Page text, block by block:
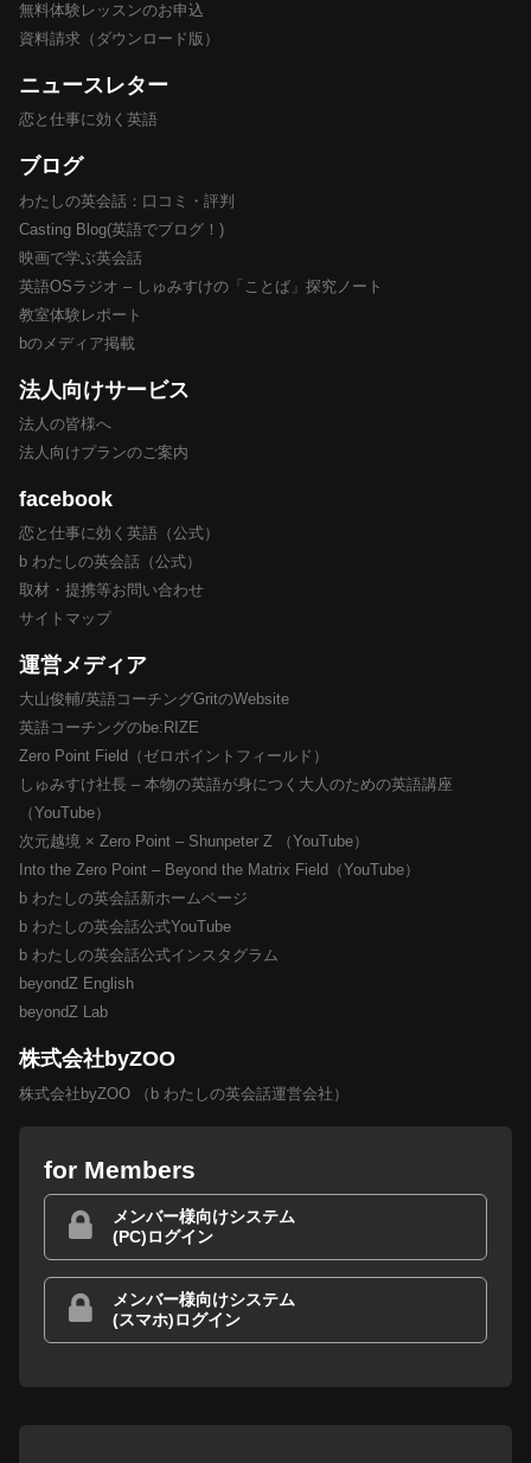
無料体験レッスンのお申込
資料請求（ダウンロード版）
ニュースレター
恋と仕事に効く英語
ブログ
わたしの英会話：口コミ・評判
Casting Blog(英語でブログ！)
映画で学ぶ英会話
英語OSラジオ – しゅみすけの「ことば」探究ノート
教室体験レポート
bのメディア掲載
法人向けサービス
法人の皆様へ
法人向けプランのご案内
facebook
恋と仕事に効く英語（公式）
b わたしの英会話（公式）
取材・提携等お問い合わせ
サイトマップ
運営メディア
大山俊輔/英語コーチングGritのWebsite
英語コーチングのbe:RIZE
Zero Point Field（ゼロポイントフィールド）
しゅみすけ社長 – 本物の英語が身につく大人のための英語講座
（YouTube）
次元越境 × Zero Point – Shunpeter Z （YouTube）
Into the Zero Point – Beyond the Matrix Field（YouTube）
b わたしの英会話新ホームページ
b わたしの英会話公式YouTube
b わたしの英会話公式インスタグラム
beyondZ English
beyondZ Lab
株式会社byZOO
株式会社byZOO （b わたしの英会話運営会社）
for Members
メンバー様向けシステム
(PC)ログイン
メンバー様向けシステム
(スマホ)ログイン